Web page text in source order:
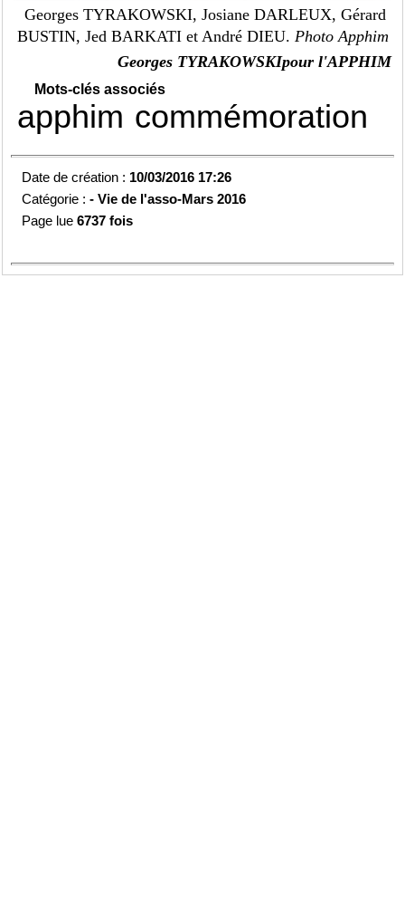
Georges TYRAKOWSKI, Josiane DARLEUX, Gérard
BUSTIN, Jed BARKATI et André DIEU. Photo Apphim
Georges TYRAKOWSKIpour l'APPHIM
Mots-clés associés
apphim commémoration
Date de création : 10/03/2016 17:26
Catégorie :-Vie de l'asso-Mars 2016
Page lue6737 fois